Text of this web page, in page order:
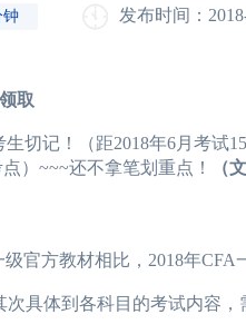
钟 发布时间：
取
记！（距2018年6月考试
）~~~还不拿笔划重点！
（
方教材相比，2018年CFA
体到各科目的考试内容，